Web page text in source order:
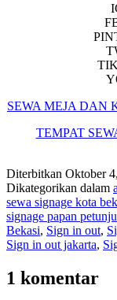
SEWA MEJA DAN
TEMPAT
Diterbitkan Oktober
Dikategorikan dalam
sewa signage kota
signage papan
Bekasi, Sign in out,
Sign in out jakarta,
1 komentar